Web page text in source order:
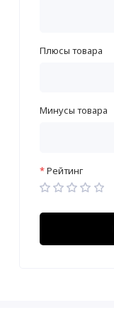
Плюсы товара
Минусы товара
Рейтинг